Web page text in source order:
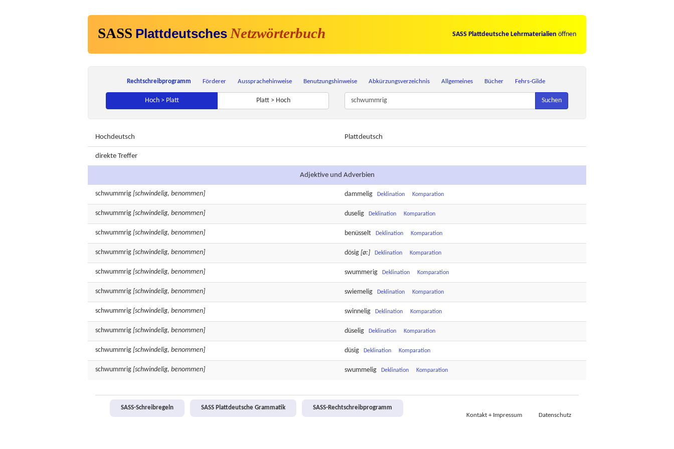
SASS Plattdeutsches Netzwörterbuch SASS Plattdeutsche Lehrmaterialien öffnen
Rechtschreibprogramm Förderer Aussprachehinweise Benutzungshinweise Abkürzungsverzeichnis Allgemeines Bücher Fehrs-Gilde
Hoch > Platt Platt > Hoch Suchen
Hochdeutsch Plattdeutsch
direkte Treffer
Adjektive und Adverbien
schwummrig [schwindelig, benommen] dammelig Deklination Komparation
schwummrig [schwindelig, benommen] duselig Deklination Komparation
schwummrig [schwindelig, benommen] benüsselt Deklination Komparation
schwummrig [schwindelig, benommen] dösig [ø:] Deklination Komparation
schwummrig [schwindelig, benommen] swummerig Deklination Komparation
schwummrig [schwindelig, benommen] swiemelig Deklination Komparation
schwummrig [schwindelig, benommen] swinnelig Deklination Komparation
schwummrig [schwindelig, benommen] düselig Deklination Komparation
schwummrig [schwindelig, benommen] düsig Deklination Komparation
schwummrig [schwindelig, benommen] swummelig Deklination Komparation
SASS-Schreibregeln SASS Plattdeutsche Grammatik
SASS-Rechtschreibprogramm
Kontakt + Impressum
Datenschutz